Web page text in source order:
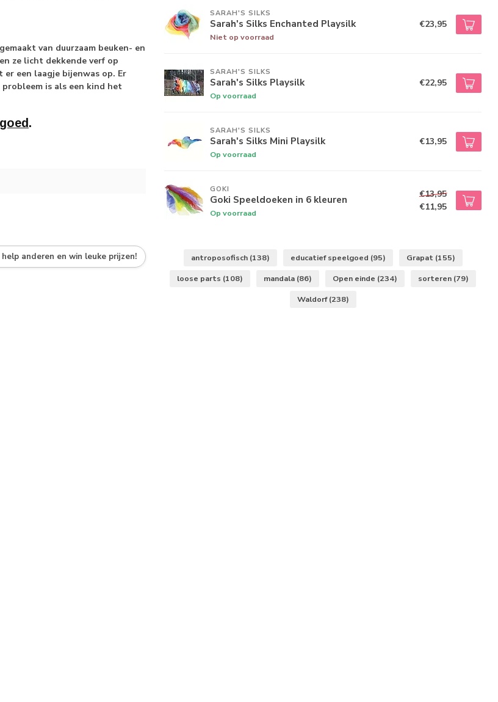
van duurzaam beuken- en
ze licht dekkende verf op
een laagje bijenwas op. Er
is als een kind het
.
anderen en win leuke prijzen!
SARAH'S SILKS
Sarah's Silks Enchanted Playsilk
Niet op voorraad
€23,95
SARAH'S SILKS
Sarah's Silks Playsilk
Op voorraad
€22,95
SARAH'S SILKS
Sarah's Silks Mini Playsilk
Op voorraad
€13,95
GOKI
Goki Speeldoeken in 6 kleuren
Op voorraad
€13,95
€11,95
antroposofisch (138) educatief speelgoed (95) Grapat (155)
loose parts (108) mandala (86) Open einde (234) sorteren (79)
Waldorf(238)